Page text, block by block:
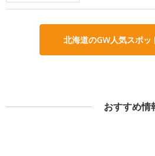
北海道のGW人気スポッ
おすすめ情